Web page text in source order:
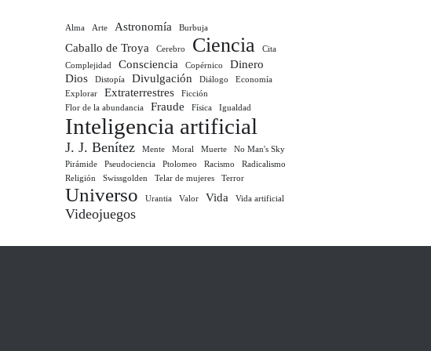
Alma Arte Astronomía Burbuja
Caballo de Troya Cerebro Ciencia
Cita
Complejidad
Consciencia Copérnico
Dinero
Dios
Distopía Divulgación Diálogo
Economía
Explorar
Extraterrestres
Ficción
Flor de la abundancia
Fraude Física Igualdad
Inteligencia artificial
J. J. Benítez Mente Moral Muerte
No Man's Sky
Pirámide
Pseudociencia Ptolomeo Racismo
Radicalismo
Religión
Swissgolden Telar de mujeres Terror
Universo Urantia Valor Vida Vida artificial
Videojuegos